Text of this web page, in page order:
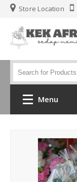
Store Location
Menu
Jenis Kek
Kek Kahwin